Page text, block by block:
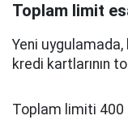
Toplam limit
Yeni
kredi kartlarının
Toplam limiti 400